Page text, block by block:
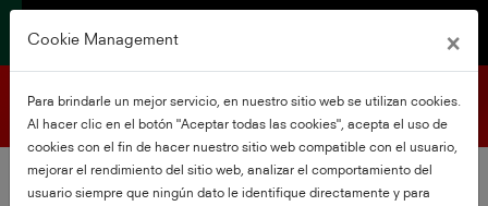
Asistencia para el producto
Cookie Management ×
Para brindarle un mejor servicio, en nuestro sitio web se utilizan cookies.
Al hacer clic en el botón "Aceptar todas las cookies", acepta el uso de
cookies con el fin de hacer nuestro sitio web compatible con el usuario,
mejorar el rendimiento del sitio web, analizar el comportamiento del
usuario siempre que ningún dato le identifique directamente y para